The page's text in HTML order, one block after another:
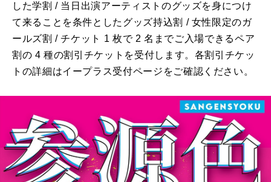
した学割 / 当日出演アーティストのグッズを身につけ
て来ることを条件としたグッズ持込割 / 女性限定のガ
ールズ割 / チケット 1 枚で 2 名までご入場できるペア
割の 4 種の割引チケットを受付します。各割引チケッ
トの詳細はイープラス受付ページをご確認ください。